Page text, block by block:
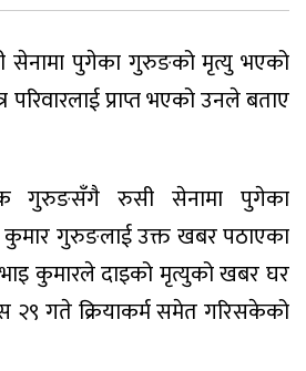
सेनामा पुगेका गुरुङको मृत्यु भएको
परिवारलाई प्राप्त भएको उनले बताए
गुरुङसँगै रुसी सेनामा पुगेका
गुरुङलाई उक्त खबर पठाएका
भाइ कुमारले दाइको मृत्युको खबर घर
२९ गते क्रियाकर्म समेत गरिसकेको